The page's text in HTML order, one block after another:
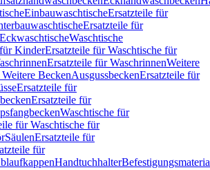
EinbauwaschtischeErsatzteile für
Ersatzteile für
EckwaschtischeWaschtische
KinderErsatzteile für Waschtische für
Ersatzteile für WaschrinnenWeitere
BeckenAusgussbeckenErsatzteile für
Ersatzteile für
Ersatzteile für
Waschtische für
für Waschtische für
SäulenErsatzteile für
für
Handtuchhalter